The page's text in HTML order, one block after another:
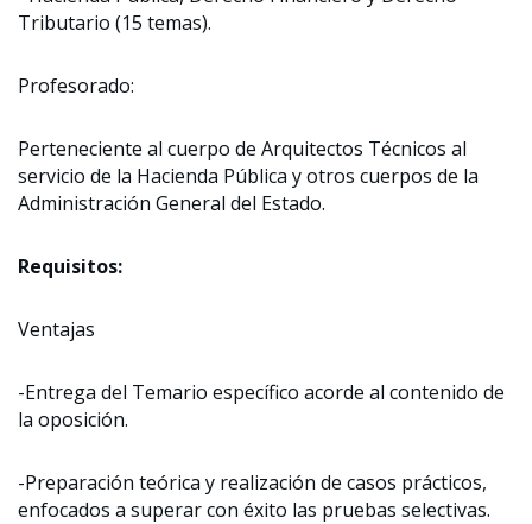
Tributario (15 temas).
Profesorado:
Perteneciente al cuerpo de Arquitectos Técnicos al
servicio de la Hacienda Pública y otros cuerpos de la
Administración General del Estado.
Requisitos:
Ventajas
-Entrega del Temario específico acorde al contenido de
la oposición.
-Preparación teórica y realización de casos prácticos,
enfocados a superar con éxito las pruebas selectivas.